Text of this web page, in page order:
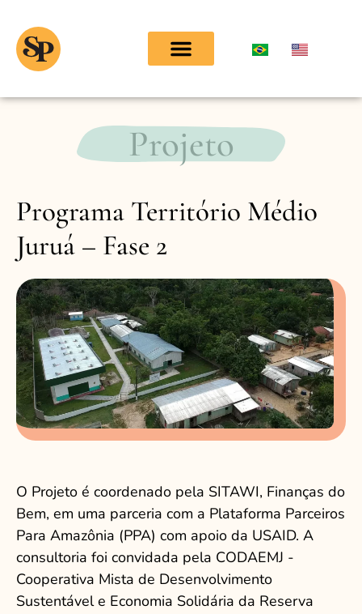
Projeto
Programa Território Médio
Juruá – Fase 2
O Projeto é coordenado pela SITAWI, Finanças do
Bem, em uma parceria com a Plataforma Parceiros
Para Amazônia (PPA) com apoio da USAID. A
consultoria foi convidada pela CODAEMJ -
Cooperativa Mista de Desenvolvimento
Sustentável e Economia Solidária da Reserva